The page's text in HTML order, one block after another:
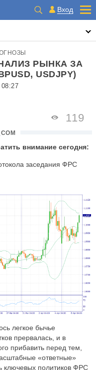
Вход
РЫНКА ЗА
USDJPY)
119
внимание сегодня:
заседания ФРС
легкое бычье
прервалась, и в
прибавить перед тем,
«ответные»
ключевых политиков ФРС